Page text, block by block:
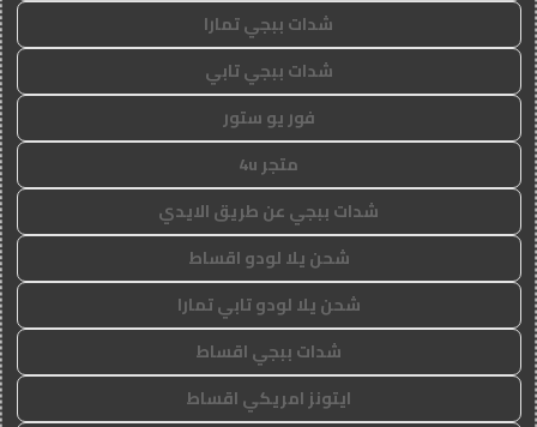
شدات ببجي تمارا
شدات ببجي تابي
فور يو ستور
متجر 4u
شدات ببجي عن طريق الايدي
شحن يلا لودو اقساط
شحن يلا لودو تابي تمارا
شدات ببجي اقساط
ايتونز امريكي اقساط